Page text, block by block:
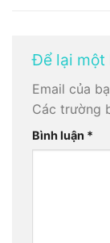
Để lại một
Email của
Các trường
Bình luận *